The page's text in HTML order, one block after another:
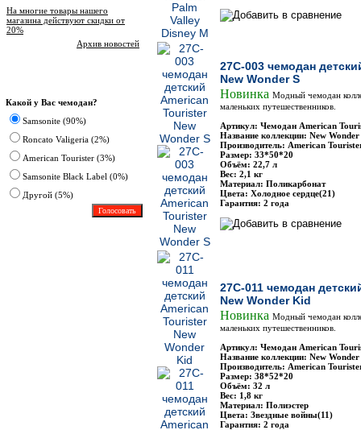
На многие товары нашего
магазина действуют скидки от
20%
Архив новостей
Какой у Вас чемодан?
Samsonite (90%)
Roncato Valigeria (2%)
American Tourister (3%)
Samsonite Black Label (0%)
Другoй (5%)
27C-003 чемодан
New Wonder S
Новинка Модный чемодан
маленьких путешественников.
Артикул: Чемодан American
Название коллекции: New
Производитель: American
Размер: 33*50*20
Объём: 22,7 л
Вес: 2,1 кг
Материал: Поликарбонат
Цвета: Холодное сердце(21)
Гарантия: 2 года
27C-011 чемодан
New Wonder Kid
Новинка Модный чемодан
маленьких путешественников.
Артикул: Чемодан American
Название коллекции: New
Производитель: American
Размер: 38*52*20
Объём: 32 л
Вес: 1,8 кг
Материал: Полиэстер
Цвета: Звездные войны(11)
Гарантия: 2 года